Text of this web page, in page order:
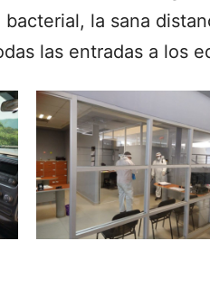
la sana
las entradas a los